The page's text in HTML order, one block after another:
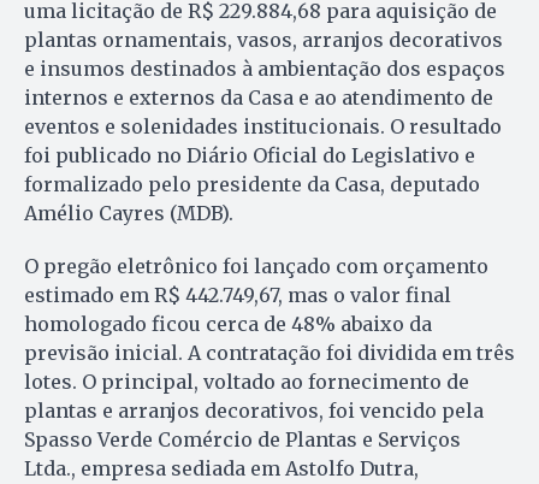
uma licitação de R$ 229.884,68 para aquisição de
plantas ornamentais, vasos, arranjos decorativos
e insumos destinados à ambientação dos espaços
internos e externos da Casa e ao atendimento de
eventos e solenidades institucionais. O resultado
foi publicado no Diário Oficial do Legislativo e
formalizado pelo presidente da Casa, deputado
Amélio Cayres (MDB).
O pregão eletrônico foi lançado com orçamento
estimado em R$ 442.749,67, mas o valor final
homologado ficou cerca de 48% abaixo da
previsão inicial. A contratação foi dividida em três
lotes. O principal, voltado ao fornecimento de
plantas e arranjos decorativos, foi vencido pela
Spasso Verde Comércio de Plantas e Serviços
Ltda., empresa sediada em Astolfo Dutra,